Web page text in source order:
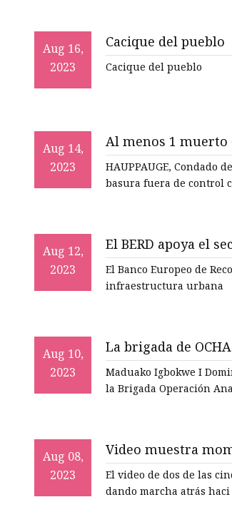
Aug 16,
2023
Cacique del pueblo
Cacique del pueblo
Aug 14,
2023
Al menos 1 muerto
escolar y los autos
Suffolk
HAUPPAUGE, Condado
basura fuera de control
Aug 12,
2023
El BERD apoya el
El Banco Europeo de
infraestructura urbana
Aug 10,
2023
La brigada de
funcionamiento
Maduako Igbokwe I
la Brigada Operación
Aug 08,
2023
Video muestra
atropellara a un
El video de dos de las
dando marcha atrás haci